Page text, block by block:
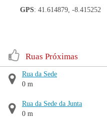
GPS: 41.614879, -8.415252
Ruas Próximas
Rua da Sede
0 m
Rua da Sede da Junta
0 m